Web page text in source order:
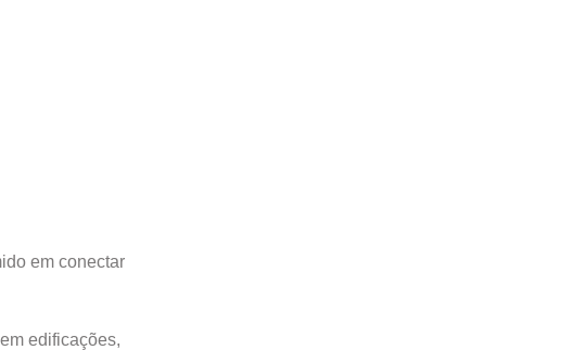
em conectar
edificações,